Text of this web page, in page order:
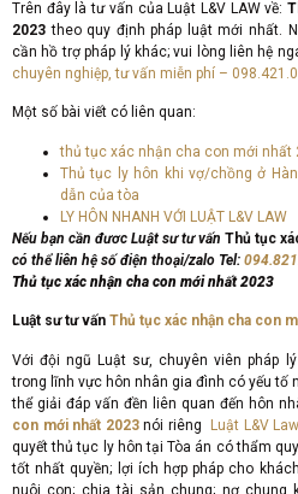
Trên đây là tư vấn của Luật L&V LAW về:
2023 theo quy định pháp luật mới nhất.
cần hồ trợ pháp lý khác; vui lòng liên hệ
chuyên nghiệp, tư vấn miễn phí –
Một số bài viết có liên quan:
thủ tục xác nhận cha con mới nhất
Thủ tục ly hôn khi vợ/chồng ở
dẫn của tòa
LY HÔN NHANH VỚI LUẬT L&V LAW
Nếu bạn cần đươc Luật sư tư vấn Thủ tục
có thể liên hệ số điện thoại/zalo Tel: 094.821
Thủ tục xác nhận cha con mới nhất 2023
Luật sư tư vấn Thủ tục xác nhận cha con
Với đội ngũ Luật sư, chuyên viên pháp
trong lĩnh vực hôn nhân gia đình có yếu tố
thể giải đáp vấn đền liên quan đến hôn
con mới nhất 2023nói riêng Luật L&V Law
quyết thủ tục ly hôn tại Tòa án có thẩm
tốt nhất quyền; lợi ích hợp pháp cho
nuôi con; chia tài sản chung; nợ chung